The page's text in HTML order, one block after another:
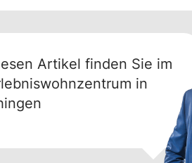
Artikel finden Sie im
in